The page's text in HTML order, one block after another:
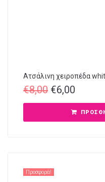
Ατσάλινη χειροπέδα
€8,00 €6,00
Προσφορά!